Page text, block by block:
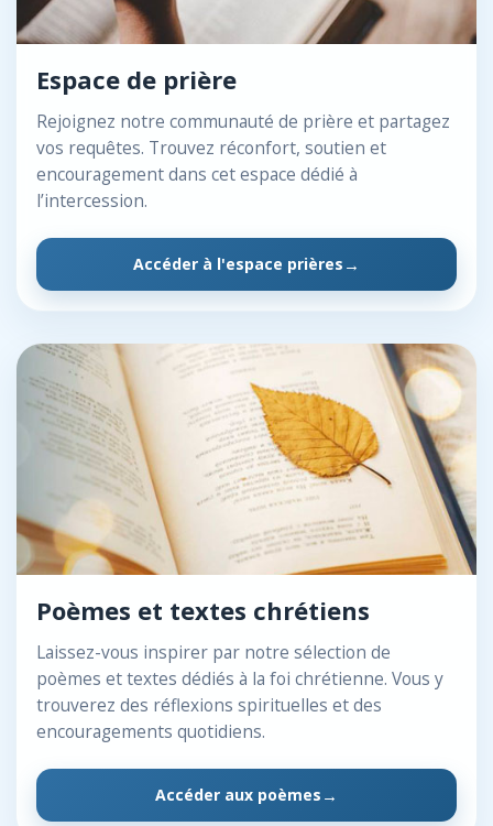
Espace de prière
Rejoignez notre communauté de prière et partagez
vos requêtes. Trouvez réconfort, soutien et
encouragement dans cet espace dédié à
l’intercession.
Accéder à l'espace prières
Poèmes et textes chrétiens
Laissez-vous inspirer par notre sélection de
poèmes et textes dédiés à la foi chrétienne. Vous y
trouverez des réflexions spirituelles et des
encouragements quotidiens.
Accéder aux poèmes